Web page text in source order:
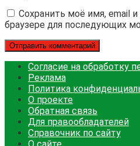
Сохранить моё имя, email
браузере для последующих
Согласие на обработку
Реклама
Политика
О проекте
Обратная связь
Для правообладателей
Справочник по сайту